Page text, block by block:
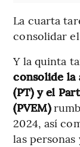
La cuarta
consolidar
Y la quinta
consolide la
(PT) y el
(PVEM)
2024, así
las